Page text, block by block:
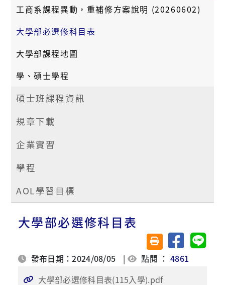
工商系課程異動，重補修方案說明 (20260602)
大學部必選修科目表
大學部課程地圖
學、碩士學程
碩士班課程資訊
規章下載
企業實習
學程
AOL學習目標
大學部必選修科目表
友善列印(另開視窗)
分享至臉書分享
發布日期：2024/08/05 | 點閱 ：4861
大學部必選修科目表(115入學).pdf